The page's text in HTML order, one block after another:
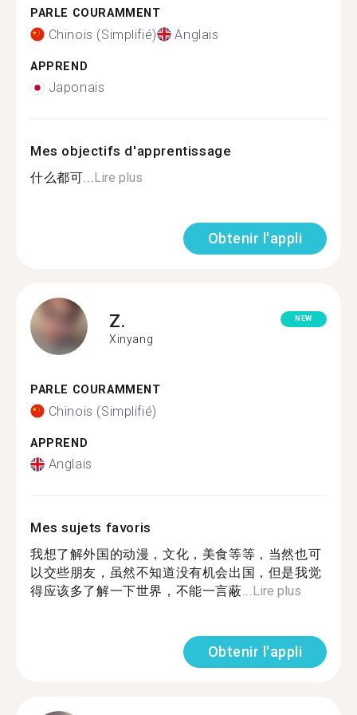
PARLE COURAMMENT
Chinois (Simplifié) Anglais
APPREND
Japonais
Mes objectifs d'apprentissage
什么都可...Lire plus
Obtenir l'appli
Z.
Xinyang
NEW
PARLE COURAMMENT
Chinois (Simplifié)
APPREND
Anglais
Mes sujets favoris
我想了解外国的动漫，文化，美食等等，当然也可
以交些朋友，虽然不知道没有机会出国，但是我觉
得应该多了解一下世界，不能一言蔽...Lire plus
Obtenir l'appli